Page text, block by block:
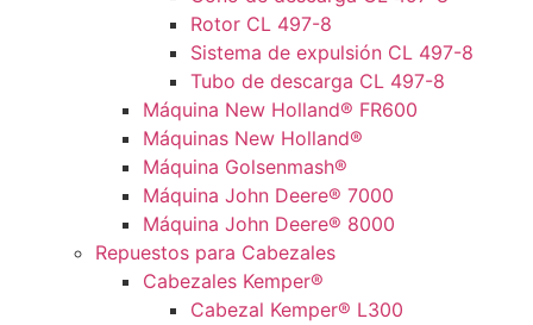
Rotor CL 497-8
Sistema de expulsión CL 497-8
Tubo de descarga CL 497-8
Máquina New Holland® FR600
Máquinas New Holland®
Máquina Golsenmash®
Máquina John Deere® 7000
Máquina John Deere® 8000
Repuestos para Cabezales
Cabezales Kemper®
Cabezal Kemper® L300